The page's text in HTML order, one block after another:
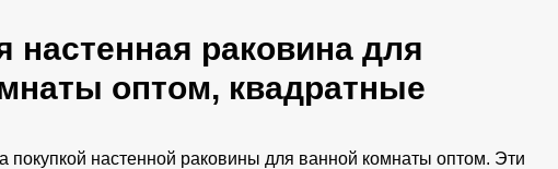
настенная раковина для
оптом, квадратные
покупкой настенной раковины для ванной комнаты оптом. Эти